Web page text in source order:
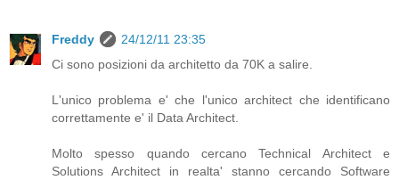
Freddy
24/12/11 23:35
Ci sono posizioni da architetto da 70K a salire.
L'unico problema e' che l'unico architect che identificano
correttamente e' il Data Architect.
Molto spesso quando cercano Technical Architect e
Solutions Architect in realta' stanno cercando Software